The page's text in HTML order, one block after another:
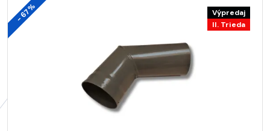
- 67%
Výpredaj
II. Trieda